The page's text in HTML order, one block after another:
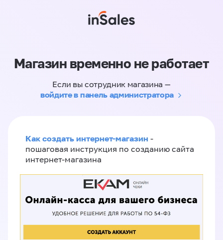
Магазин временно не работает
Если вы сотрудник магазина —
войдите в панель администратора
Как создать интернет-магазин -
пошаговая инструкция по созданию сайта
интернет-магазина